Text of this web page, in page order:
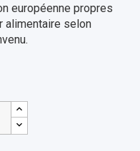
européenne propres
alimentaire selon